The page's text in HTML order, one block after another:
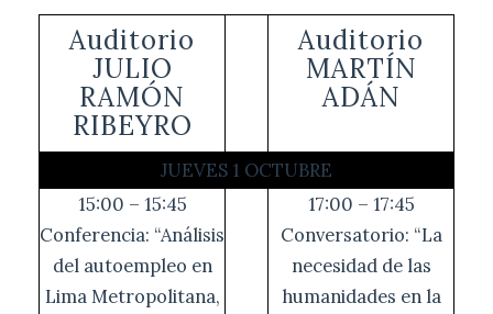
Auditorio
JULIO
RAMÓN
RIBEYRO
Auditorio
MARTÍN
ADÁN
JUEVES 1 OCTUBRE
15:00 – 15:45
Conferencia: “Análisis
del autoempleo en
Lima Metropolitana,
17:00 – 17:45
Conversatorio: “La
necesidad de las
humanidades en la